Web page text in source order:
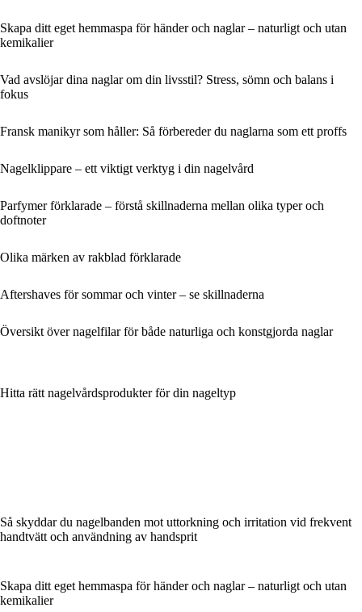
Skapa ditt eget hemmaspa för händer och naglar – naturligt och utan
kemikalier
Vad avslöjar dina naglar om din livsstil? Stress, sömn och balans i
fokus
Fransk manikyr som håller: Så förbereder du naglarna som ett proffs
Nagelklippare – ett viktigt verktyg i din nagelvård
Parfymer förklarade – förstå skillnaderna mellan olika typer och
doftnoter
Olika märken av rakblad förklarade
Aftershaves för sommar och vinter – se skillnaderna
Översikt över nagelfilar för både naturliga och konstgjorda naglar
Hitta rätt nagelvårdsprodukter för din nageltyp
Så skyddar du nagelbanden mot uttorkning och irritation vid frekvent
handtvätt och användning av handsprit
Skapa ditt eget hemmaspa för händer och naglar – naturligt och utan
kemikalier